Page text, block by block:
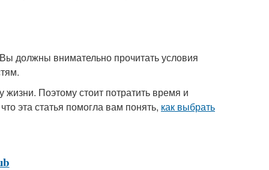
должны внимательно прочитать условия
Поэтому стоит потратить время и
эта статья помогла вам понять, как выбрать